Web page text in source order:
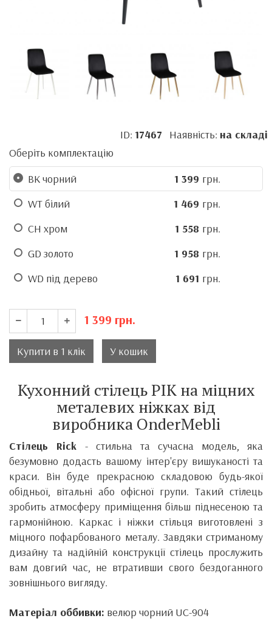
ID: 17467 Наявність: на складі
Оберіть комплектацію
BK чорний
1 399 грн.
WT білий
1 469 грн.
CH хром
1 558 грн.
GD золото
1 958 грн.
WD під дерево
1 691 грн.
1 399 грн.
Купити в 1 клік У кошик
Кухонний стілець РІК на міцних
металевих ніжках від
виробника OnderMebli
Стілець Rick - стильна та сучасна модель, яка
безумовно додасть вашому інтер'єру вишуканості та
краси. Вінбуде прекрасною складовою будь-якої
обідньої, вітальні або офісної групи. Такий стілець
зробить атмосферу приміщення більш піднесеною та
гармонійною. Каркас і ніжки стільця виготовлені з
міцного пофарбованого металу. Завдяки стриманому
дизайну та надійній конструкції стілець прослужить
вам довгий час, не втративши свого бездоганного
зовнішнього вигляду.
Матеріал оббивки: велюр чорний UC-904